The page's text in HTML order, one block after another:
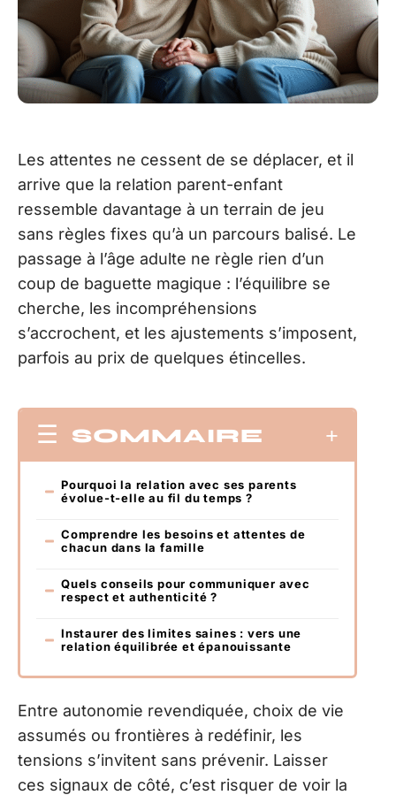
Les attentes ne cessent de se déplacer, et il
arrive que la relation parent-enfant
ressemble davantage à un terrain de jeu
sans règles fixes qu’à un parcours balisé. Le
passage à l’âge adulte ne règle rien d’un
coup de baguette magique : l’équilibre se
cherche, les incompréhensions
s’accrochent, et les ajustements s’imposent,
parfois au prix de quelques étincelles.
SOMMAIRE
Pourquoi la relation avec ses parents
évolue-t-elle au fil du temps ?
Comprendre les besoins et attentes de
chacun dans la famille
Quels conseils pour communiquer avec
respect et authenticité ?
Instaurer des limites saines : vers une
relation équilibrée et épanouissante
Entre autonomie revendiquée, choix de vie
assumés ou frontières à redéfinir, les
tensions s’invitent sans prévenir. Laisser
ces signaux de côté, c’est risquer de voir la